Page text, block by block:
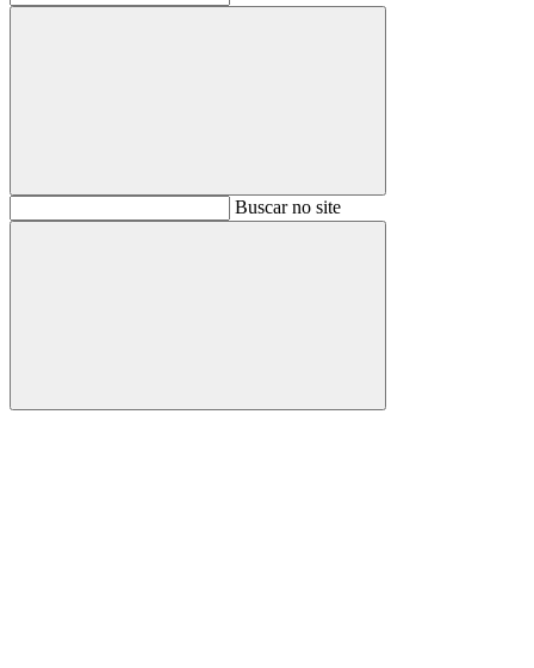
BuscarBuscar no site
Buscar